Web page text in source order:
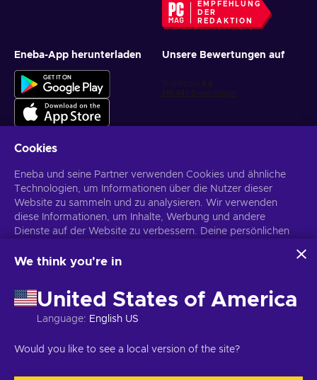
EMPFEHLUNG
DER
REDAKTION
Eneba-App herunterladen Unsere Bewertungen auf
Abonnieren
Du kannst dich jederzeit wieder abmelden. Weitere Informationen in
Copyright © 2026 Eneba. Alle Rechte vorbehalten. UAB „Helis play“,
Cookies
Eneba und seine Partner verwenden Cookies und ähnliche
Technologien, um Informationen über die Nutzer dieser
Website zu sammeln und zu analysieren. Wir verwenden
diese Informationen, um Inhalte, Werbung und andere
Dienste auf der Website zu verbessern. Deine persönlichen
verwendet werden.
Verwendung dieser Technologien durch Eneba und seine
Partner zu. Du kannst deine Zustimmung anpassen, indem du
auf „Anpassen“ klickst.
verwendet, siehe \nGoogle Business Sicherheit &
We think you're in
United States of America
Language: English US
Would you like to see a local version of the site?